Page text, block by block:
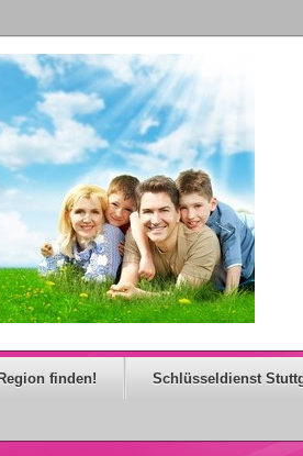
finden! Schlüsseldienst